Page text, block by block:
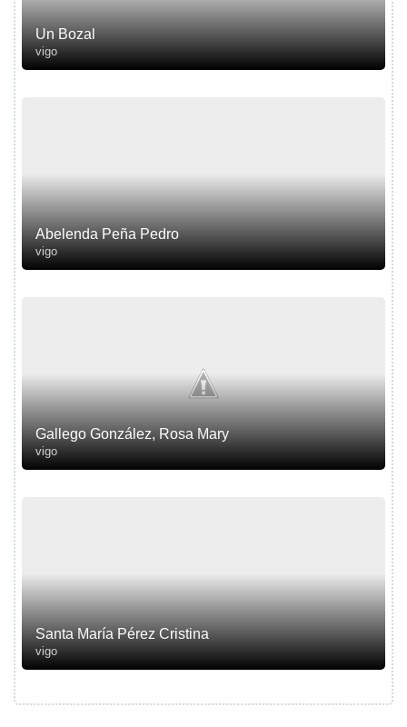
Un Bozal
vigo
Abelenda Peña Pedro
vigo
Gallego González, Rosa Mary
vigo
Santa María Pérez Cristina
vigo